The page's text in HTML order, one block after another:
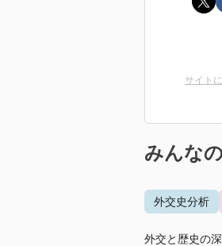
サイト
みんな
外交史分析
外交と歴史の